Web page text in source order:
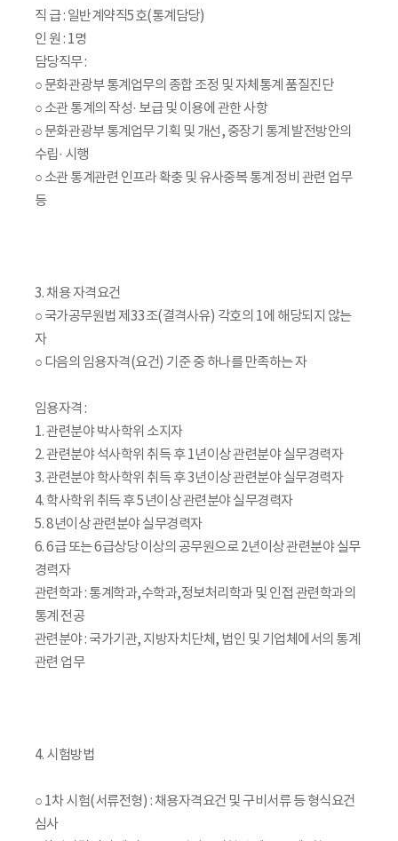
직 급 : 일반계약직5호(통계담당)
인 원 : 1명
담당직무 :
○ 문화관광부 통계업무의 종합 조정 및 자체통계 품질진단
○ 소관 통계의 작성· 보급 및 이용에 관한 사항
○ 문화관광부 통계업무 기획 및 개선, 중장기 통계 발전방안의
수립· 시행
○ 소관 통계관련 인프라 확충 및 유사중복 통계 정비 관련 업무
등
3. 채용 자격요건
○ 국가공무원법 제33조(결격사유) 각호의 1에 해당되지 않는
자
○ 다음의 임용자격(요건) 기준 중 하나를 만족하는 자
임용자격 :
1. 관련분야 박사학위 소지자
2. 관련분야 석사학위 취득 후 1년이상 관련분야 실무경력자
3. 관련분야 학사학위 취득 후 3년이상 관련분야 실무경력자
4. 학사학위 취득 후 5년이상 관련분야 실무경력자
5. 8년이상 관련분야 실무경력자
6. 6급 또는 6급상당 이상의 공무원으로 2년이상 관련분야 실무
경력자
관련학과 : 통계학과,수학과,정보처리학과 및 인접 관련학과의
통계 전공
관련분야 : 국가기관, 지방자치단체, 법인 및 기업체에서의 통계
관련 업무
4. 시험방법
○ 1차 시험(서류전형) : 채용자격요건 및 구비서류 등 형식요건
심사